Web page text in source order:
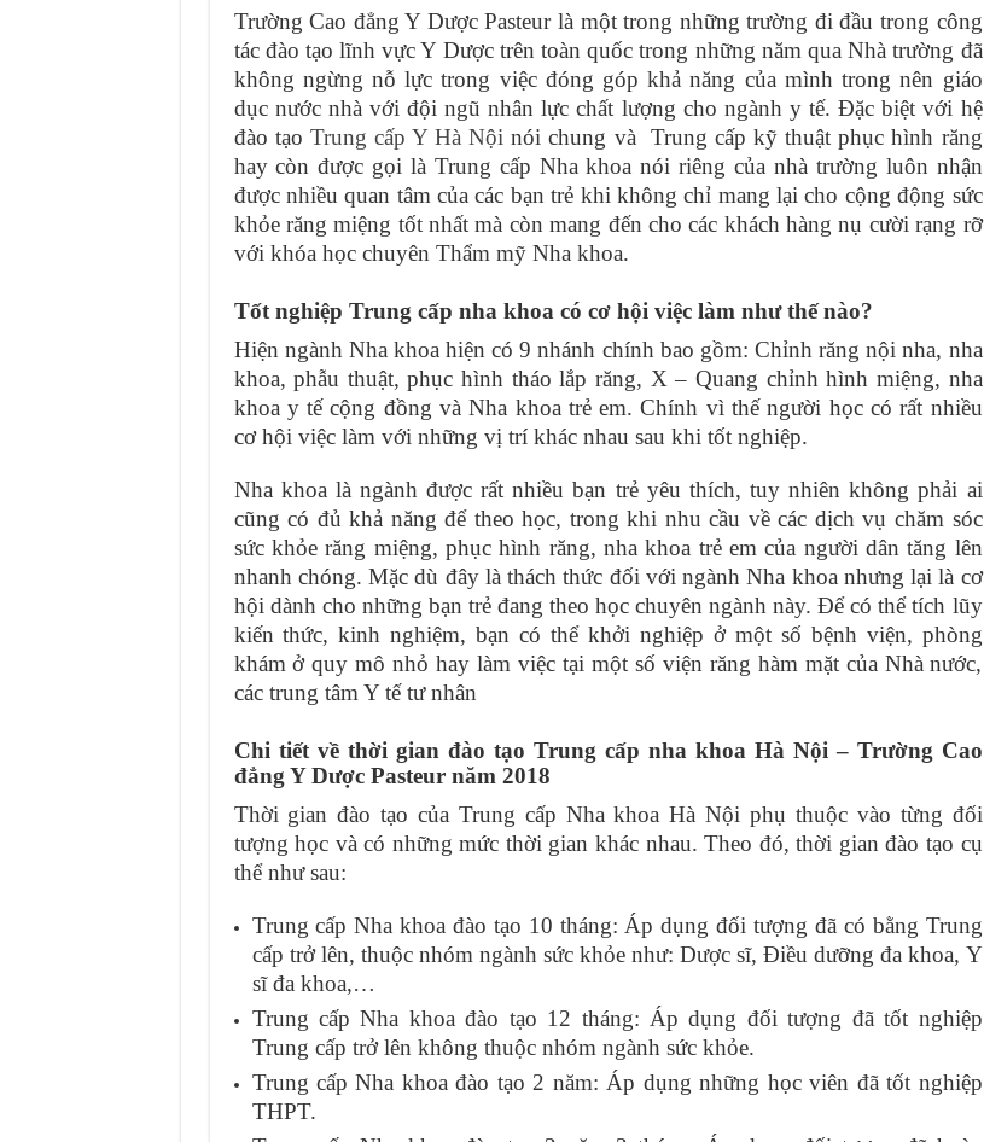
Trường Cao đẳng Y Dược Pasteur là một trong những trường đi đầu trong công
tác đào tạo lĩnh vực Y Dược trên toàn quốc trong những năm qua Nhà trường đã
không ngừng nỗ lực trong việc đóng góp khả năng của mình trong nên giáo
dục nước nhà với đội ngũ nhân lực chất lượng cho ngành y tế. Đặc biệt với hệ
đào tạo Trung cấp Y Hà Nội nói chung và Trung cấp kỹ thuật phục hình răng
hay còn được gọi là Trung cấp Nha khoa nói riêng của nhà trường luôn nhận
được nhiều quan tâm của các bạn trẻ khi không chỉ mang lại cho cộng động sức
khỏe răng miệng tốt nhất mà còn mang đến cho các khách hàng nụ cười rạng rỡ
với khóa học chuyên Thẩm mỹ Nha khoa.
Tốt nghiệp Trung cấp nha khoa có cơ hội việc làm như thế nào?
Hiện ngành Nha khoa hiện có 9 nhánh chính bao gồm: Chỉnh răng nội nha, nha
khoa, phẫu thuật, phục hình tháo lắp răng, X – Quang chỉnh hình miệng, nha
khoa y tế cộng đồng và Nha khoa trẻ em. Chính vì thế người học có rất nhiều
cơ hội việc làm với những vị trí khác nhau sau khi tốt nghiệp.
Nha khoa là ngành được rất nhiều bạn trẻ yêu thích, tuy nhiên không phải ai
cũng có đủ khả năng để theo học, trong khi nhu cầu về các dịch vụ chăm sóc
sức khỏe răng miệng, phục hình răng, nha khoa trẻ em của người dân tăng lên
nhanh chóng. Mặc dù đây là thách thức đối với ngành Nha khoa nhưng lại là cơ
hội dành cho những bạn trẻ đang theo học chuyên ngành này. Để có thể tích lũy
kiến thức, kinh nghiệm, bạn có thể khởi nghiệp ở một số bệnh viện, phòng
khám ở quy mô nhỏ hay làm việc tại một số viện răng hàm mặt của Nhà nước,
các trung tâm Y tế tư nhân
Chi tiết về thời gian đào tạo Trung cấp nha khoa Hà Nội – Trường Cao
đẳng Y Dược Pasteur năm 2018
Thời gian đào tạo của Trung cấp Nha khoa Hà Nội phụ thuộc vào từng đối
tượng học và có những mức thời gian khác nhau. Theo đó, thời gian đào tạo cụ
thể như sau:
Trung cấp Nha khoa đào tạo 10 tháng: Áp dụng đối tượng đã có bằng Trung
cấp trở lên, thuộc nhóm ngành sức khỏe như: Dược sĩ, Điều dưỡng đa khoa, Y
sĩ đa khoa,…
Trung cấp Nha khoa đào tạo 12 tháng: Áp dụng đối tượng đã tốt nghiệp
Trung cấp trở lên không thuộc nhóm ngành sức khỏe.
Trung cấp Nha khoa đào tạo 2 năm: Áp dụng những học viên đã tốt nghiệp
THPT.